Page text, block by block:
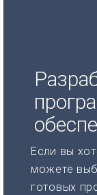
Если вы
можете
готовых